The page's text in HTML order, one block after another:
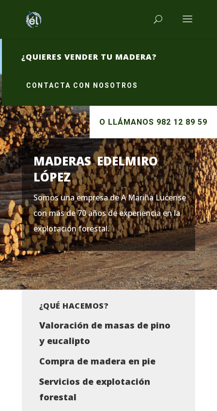
¿QUIERES VENDER TU MADERA?
CONTACTA CON NOSOTROS
O LLÁMANOS 982 12 89 59
MADERAS EDELMIRO
LÓPEZ
Somos una empresa de A Mariña Lucense
con más de 70 años de experiencia en la
explotación forestal.
¿QUÉ HACEMOS?
Valoración de masas de pino
y eucalipto
Compra de madera en pie
Servicios de explotación
forestal